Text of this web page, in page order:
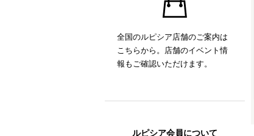
全国のルピシア店舗のご案内は
こちらから。店舗のイベント情
報もご確認いただけます。
ルピシア会員について